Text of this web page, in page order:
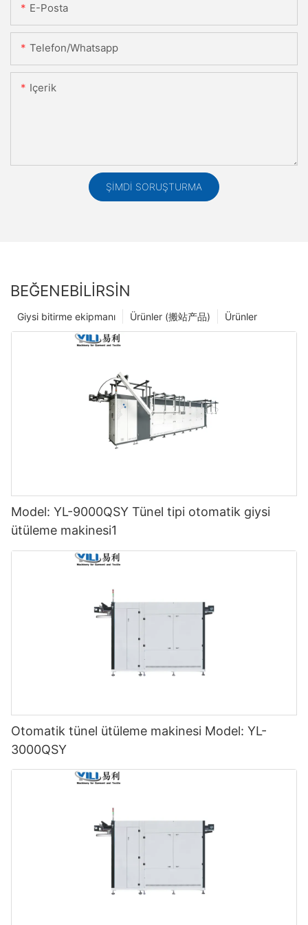
E-Posta
Telefon/whatsapp
Içerik
ŞIMDI SORUŞTURMA
BEĞENEBILIRSIN
Ürünler
Ürünler (搬站产品)
Giysi bitirme ekipmanı
Model: YL-9000QSY Tünel tipi otomatik giysi
ütüleme makinesi1
Otomatik tünel ütüleme makinesi Model: YL-
3000QSY